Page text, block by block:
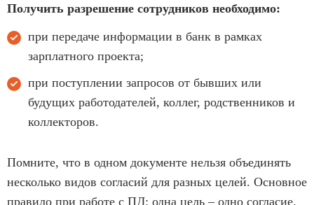
Получить разрешение сотрудников необходимо:
при передаче информации в банк в рамках
зарплатного проекта;
при поступлении запросов от бывших или
будущих работодателей, коллег, родственников и
коллекторов.
Помните, что в одном документе нельзя объединять
несколько видов согласий для разных целей. Основное
правило при работе с ПД: одна цель – одно согласие.